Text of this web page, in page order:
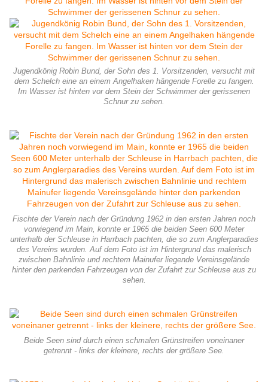
Jugendkönig Robin Bund, der Sohn des 1. Vorsitzenden, versucht mit
dem Schelch eine an einem Angelhaken hängende Forelle zu fangen.
Im Wasser ist hinten vor dem Stein der Schwimmer der gerissenen
Schnur zu sehen.
Fischte der Verein nach der Gründung 1962 in den ersten Jahren noch
vorwiegend im Main, konnte er 1965 die beiden Seen 600 Meter
unterhalb der Schleuse in Harrbach pachten, die so zum Anglerparadies
des Vereins wurden. Auf dem Foto ist im Hintergrund das malerisch
zwischen Bahnlinie und rechtem Mainufer liegende Vereinsgelände
hinter den parkenden Fahrzeugen von der Zufahrt zur Schleuse aus zu
sehen.
Beide Seen sind durch einen schmalen Grünstreifen voneinaner
getrennt - links der kleinere, rechts der größere See.